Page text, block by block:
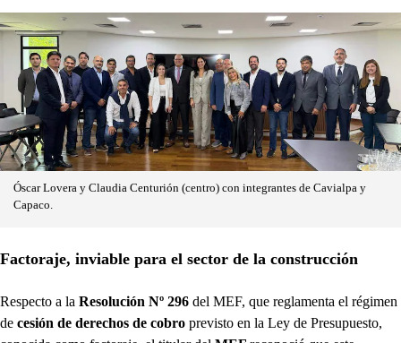
Óscar Lovera y Claudia Centurión (centro) con integrantes de Cavialpa y
Capaco.
Factoraje, inviable para el sector de la construcción
Respecto a la Resolución Nº 296 del MEF, que reglamenta el régimen
de cesión de derechos de cobro previsto en la Ley de Presupuesto,